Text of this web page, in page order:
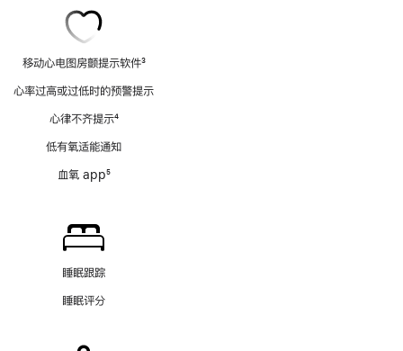
移动心电图房颤提示软件3
心率过高或过低时的预警提示
心律不齐提示4
低有氧适能通知
血氧 app5
睡眠跟踪
睡眠评分